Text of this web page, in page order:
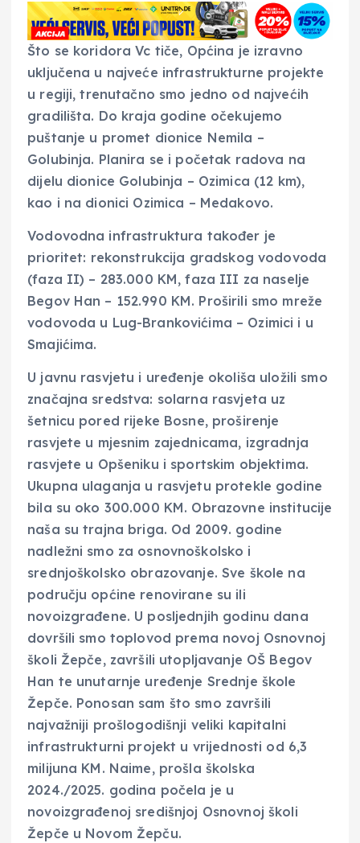
Što se koridora Vc tiče, Općina je izravno
uključena u najveće infrastrukturne projekte
u regiji, trenutačno smo jedno od najvećih
gradilišta. Do kraja godine očekujemo
puštanje u promet dionice Nemila –
Golubinja. Planira se i početak radova na
dijelu dionice Golubinja – Ozimica (12 km),
kao i na dionici Ozimica – Medakovo.
Vodovodna infrastruktura također je
prioritet: rekonstrukcija gradskog vodovoda
(faza II) – 283.000 KM, faza III za naselje
Begov Han – 152.990 KM. Proširili smo mreže
vodovoda u Lug-Brankovićima – Ozimici i u
Smajićima.
U javnu rasvjetu i uređenje okoliša uložili smo
značajna sredstva: solarna rasvjeta uz
šetnicu pored rijeke Bosne, proširenje
rasvjete u mjesnim zajednicama, izgradnja
rasvjete u Opšeniku i sportskim objektima.
Ukupna ulaganja u rasvjetu protekle godine
bila su oko 300.000 KM. Obrazovne institucije
naša su trajna briga. Od 2009. godine
nadležni smo za osnovnoškolsko i
srednjoškolsko obrazovanje. Sve škole na
području općine renovirane su ili
novoizgrađene. U posljednjih godinu dana
dovršili smo toplovod prema novoj Osnovnoj
školi Žepče, završili utopljavanje OŠ Begov
Han te unutarnje uređenje Srednje škole
Žepče. Ponosan sam što smo završili
najvažniji prošlogodišnji veliki kapitalni
infrastrukturni projekt u vrijednosti od 6,3
milijuna KM. Naime, prošla školska
2024./2025. godina počela je u
novoizgrađenoj središnjoj Osnovnoj školi
Žepče u Novom Žepču.